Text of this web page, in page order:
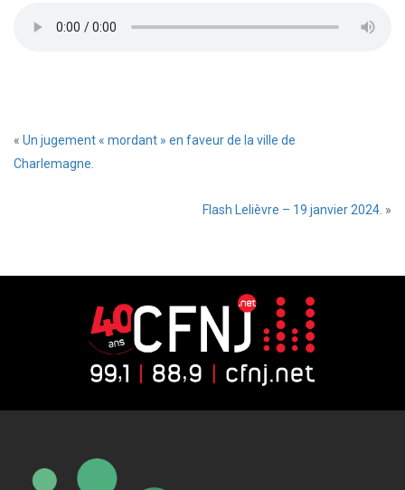
« Un jugement « mordant » en faveur de la ville de
Charlemagne.
Flash Lelièvre – 19 janvier 2024. »